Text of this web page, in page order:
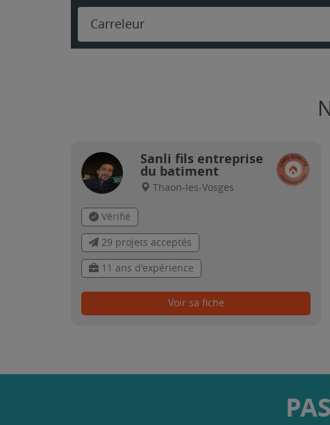
Carreleur
Sanli fils entreprise
du batiment
Thaon-les-Vosges
Vérifié
29 projets acceptés
11 ans d'expérience
Voir sa fiche